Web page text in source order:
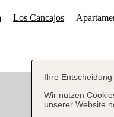
Ihre
Wir nutzen
unserer Website